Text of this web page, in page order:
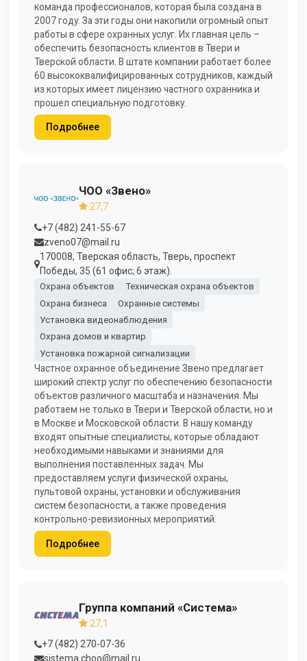
команда профессионалов, которая была создана в
2007 году. За эти годы они накопили огромный опыт
работы в сфере охранных услуг. Их главная цель –
обеспечить безопасность клиентов в Твери и
Тверской области. В штате компании работает более
60 высококвалифицированных сотрудников, каждый
из которых имеет лицензию частного охранника и
прошел специальную подготовку.
Подробнее
ЧОО «Звено»
27,7
+7 (482) 241-55-67
zveno07@mail.ru
170008, Тверская область, Тверь, проспект
Победы, 35 (61 офис; 6 этаж).
Охрана объектов
Техническая охрана объектов
Охрана бизнеса
Охранные системы
Установка видеонаблюдения
Охрана домов и квартир
Установка пожарной сигнализации
Частное охранное объединение Звено предлагает
широкий спектр услуг по обеспечению безопасности
объектов различного масштаба и назначения. Мы
работаем не только в Твери и Тверской области, но и
в Москве и Московской области. В нашу команду
входят опытные специалисты, которые обладают
необходимыми навыками и знаниями для
выполнения поставленных задач. Мы
предоставляем услуги физической охраны,
пультовой охраны, установки и обслуживания
систем безопасности, а также проведения
контрольно-ревизионных мероприятий.
Подробнее
Группа компаний «Система»
27,1
+7 (482) 270-07-36
sistema.choo@mail.ru